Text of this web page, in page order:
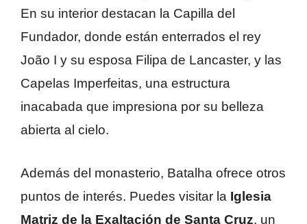
En su interior destacan la Capilla del
Fundador, donde están enterrados el rey
João I y su esposa Filipa de Lancaster, y las
Capelas Imperfeitas, una estructura
inacabada que impresiona por su belleza
abierta al cielo.
Además del monasterio, Batalha ofrece otros
puntos de interés. Puedes visitar la Iglesia
Matriz de la Exaltación de Santa Cruz, un